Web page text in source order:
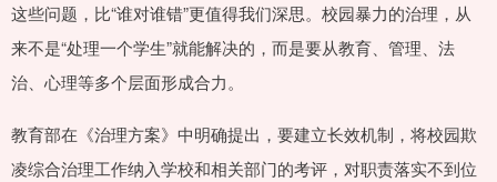
这些问题，比“谁对谁错”更值得我们深思。校园暴力的治理，从
来不是“处理一个学生”就能解决的，而是要从教育、管理、法
治、心理等多个层面形成合力。
教育部在《治理方案》中明确提出，要建立长效机制，将校园欺
凌综合治理工作纳入学校和相关部门的考评，对职责落实不到位